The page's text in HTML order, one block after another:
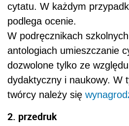
cytatu. W każdym
podlega ocenie.
W podręcznikach
antologiach umieszczanie
dozwolone tylko ze
dydaktyczny i naukowy. W
twórcy należy się
2. przedruk